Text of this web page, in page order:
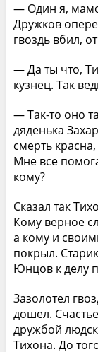
— Один я,
Дружков
гвоздь вбил,
— Да ты что,
кузнец. Так
— Так-то оно
дяденька
смерть
Мне все
кому?
Сказал так
Кому верное
а кому и
покрыл.
Юнцов к делу
Зазолотел
дошел.
дружбой
Тихона. До